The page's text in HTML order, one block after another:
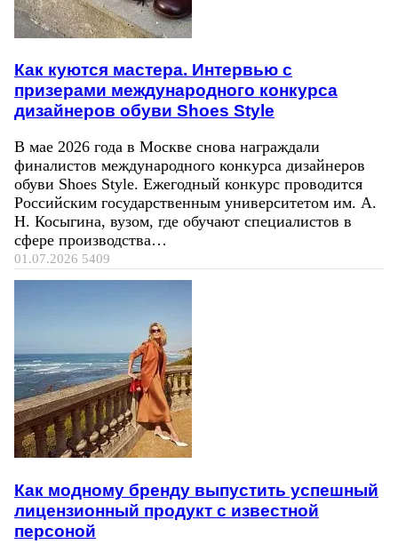
Как куются мастера. Интервью с
призерами международного конкурса
дизайнеров обуви Shoes Style
В мае 2026 года в Москве снова награждали
финалистов международного конкурса дизайнеров
обуви Shoes Style. Ежегодный конкурс проводится
Российским государственным университетом им. А.
Н. Косыгина, вузом, где обучают специалистов в
сфере производства…
01.07.2026 5409
Как модному бренду выпустить успешный
лицензионный продукт с известной
персоной